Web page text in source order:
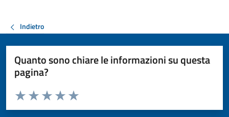
Indietro
Quanto sono chiare le informazioni su questa
pagina?
Valuta da 1 a 5 stelle la pagina
Valuta 5 stelle su 5
Valuta 4 stelle su 5
Valuta 3 stelle su 5
Valuta 2 stelle su 5
Valuta 1 stelle su 5